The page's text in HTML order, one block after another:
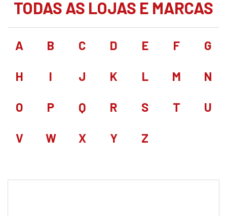
TODAS AS LOJAS E MARCAS
A B C D E F G
H I J K L M N
O P Q R S T U
V W X Y Z